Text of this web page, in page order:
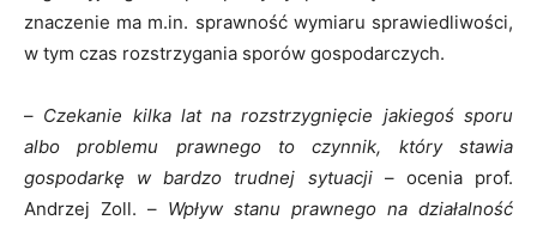
znaczenie ma m.in. sprawność wymiaru sprawiedliwości,
w tym czas rozstrzygania sporów gospodarczych.
– Czekanie kilka lat na rozstrzygnięcie jakiegoś sporu
albo problemu prawnego to czynnik, który stawia
gospodarkę w bardzo trudnej sytuacji – ocenia prof.
Andrzej Zoll. – Wpływ stanu prawnego na działalność